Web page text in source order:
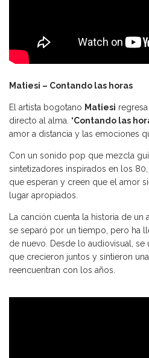
Matiesi – Contando las horas
El artista bogotano Matiesi
directo al alma. ‘Contando las
amor a distancia y las emociones
Con un sonido pop que mezcla
sintetizadores inspirados en los
que esperan y creen que el amor
lugar apropiados.
La canción cuenta la historia de un
se separó por un tiempo, pero ha
de nuevo. Desde lo audiovisual,
que crecieron juntos y sintieron
reencuentran con los años.